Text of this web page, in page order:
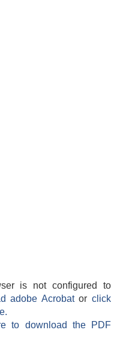
is not configured to
adobe Acrobatorclick
to download the PDF